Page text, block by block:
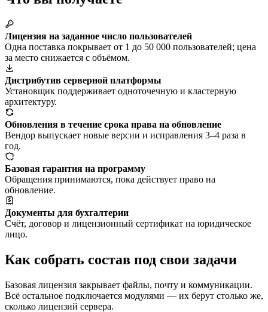
Лицензия на заданное число пользователей
Одна поставка покрывает от 1 до 50 000 пользователей; цена
за место снижается с объёмом.
Дистрибутив серверной платформы
Установщик поддерживает одноточечную и кластерную
архитектуру.
Обновления в течение срока права на обновление
Вендор выпускает новые версии и исправления 3–4 раза в
год.
Базовая гарантия на программу
Обращения принимаются, пока действует право на
обновление.
Документы для бухгалтерии
Счёт, договор и лицензионный сертификат на юридическое
лицо.
Как собрать состав под свои задачи
Базовая лицензия закрывает файлы, почту и коммуникации.
Всё остальное подключается модулями — их берут столько же,
сколько лицензий сервера.